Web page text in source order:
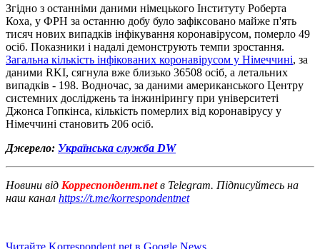
Згідно з останніми даними німецького Інституту Роберта
Коха, у ФРН за останню добу було зафіксовано майже п'ять
тисяч нових випадків інфікування коронавірусом, померло 49
осіб. Показники і надалі демонструють темпи зростання.
Загальна кількість інфікованих коронавірусом у Німеччині, за
даними RKI, сягнула вже близько 36508 осіб, а летальних
випадків - 198. Водночас, за даними американського Центру
системних досліджень та інжинірингу при університеті
Джонса Гопкінса, кількість померлих від коронавірусу у
Німеччині становить 206 осіб.
Джерело: Українська служба DW
Новини від Корреспондент.netв Telegram. Підписуйтесь на
наш канал https://t.me/korrespondentnet
Читайте Korrespondent.net в Google News